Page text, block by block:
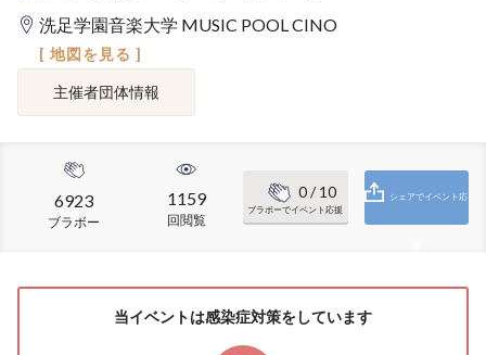
洗足学園音楽大学 MUSIC POOL CINO
[ 地図を見る ]
主催者団体情報
6923
ブラボー
1159
回閲覧
0/ 10
ブラボーでイベント応援
シェアでイベント応
当イベントは感染症対策をしています